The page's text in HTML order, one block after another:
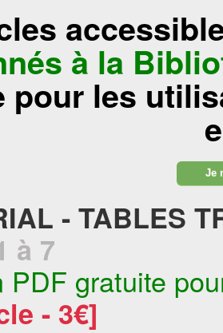
à la
pour les
Je
- TABLES
à 7
PDF gratuite
- 3€]